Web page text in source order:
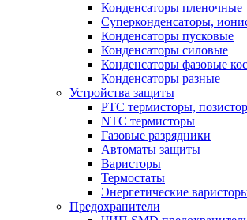
Конденсаторы пленочные
Суперконденсаторы,
Конденсаторы пусковые
Конденсаторы силовые
Конденсаторы фазовые
Конденсаторы разные
Устройства защиты
PTC термисторы,
NTC термисторы
Газовые разрядники
Автоматы защиты
Варисторы
Термостаты
Энергетические
Предохранители